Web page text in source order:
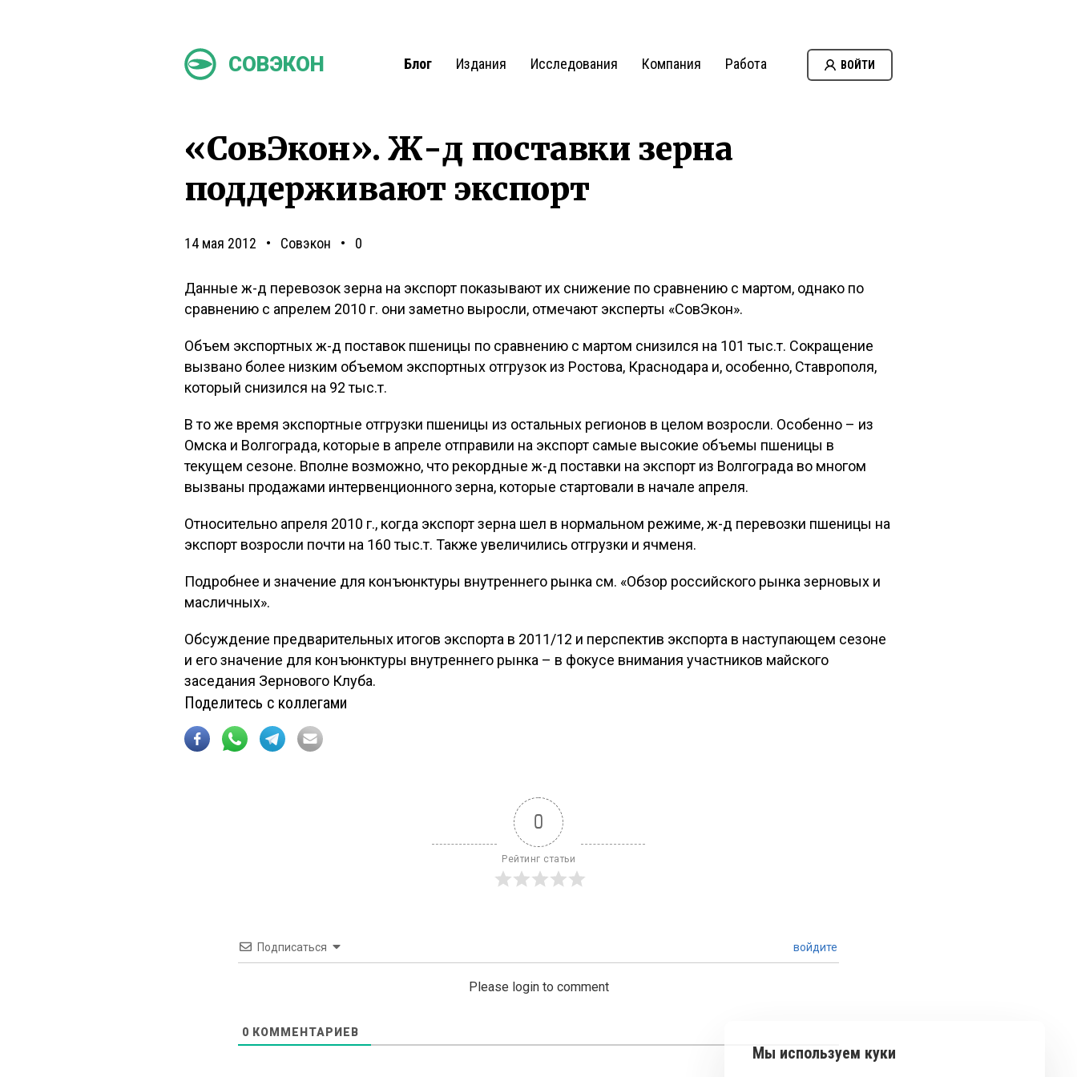
СОВЭКОН Блог Издания Исследования Компания Работа ВОЙТИ
«СовЭкон». Ж-д поставки зерна
поддерживают экспорт
14 мая 2012 Совэкон 0
Данные ж-д перевозок зерна на экспорт показывают их снижение по сравнению с мартом, однако по
сравнению с апрелем 2010 г. они заметно выросли, отмечают эксперты «СовЭкон».
Объем экспортных ж-д поставок пшеницы по сравнению с мартом снизился на 101 тыс.т. Сокращение
вызвано более низким объемом экспортных отгрузок из Ростова, Краснодара и, особенно, Ставрополя,
который снизился на 92 тыс.т.
В то же время экспортные отгрузки пшеницы из остальных регионов в целом возросли. Особенно – из
Омска и Волгограда, которые в апреле отправили на экспорт самые высокие объемы пшеницы в
текущем сезоне. Вполне возможно, что рекордные ж-д поставки на экспорт из Волгограда во многом
вызваны продажами интервенционного зерна, которые стартовали в начале апреля.
Относительно апреля 2010 г., когда экспорт зерна шел в нормальном режиме, ж-д перевозки пшеницы на
экспорт возросли почти на 160 тыс.т. Также увеличились отгрузки и ячменя.
Подробнее и значение для конъюнктуры внутреннего рынка см. «Обзор российского рынка зерновых и
масличных».
Обсуждение предварительных итогов экспорта в 2011/12 и перспектив экспорта в наступающем сезоне
и его значение для конъюнктуры внутреннего рынка – в фокусе внимания участников майского
заседания Зернового Клуба.
Поделитесь с коллегами
0
Рейтинг статьи
Подписаться войдите
Please login to comment
0 КОММЕНТАРИЕВ